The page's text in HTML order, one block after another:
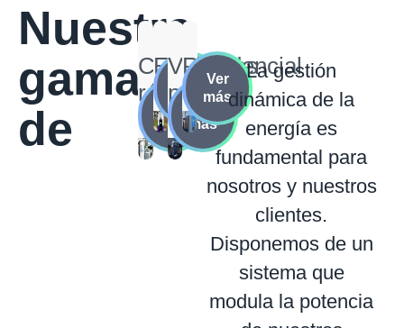
Nuestra
gama
de
productos
Carga
rápida
Ver
más
Empresas
Ver
más
Vía
pública
Ver
más
Residencial
Ver
más
La gestión
dinámica de la
energía es
fundamental para
nosotros y nuestros
clientes.
Disponemos de un
sistema que
modula la potencia